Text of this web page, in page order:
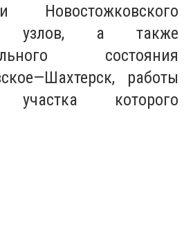
Новостожковского
узлов, а также
состояния
работы
которого